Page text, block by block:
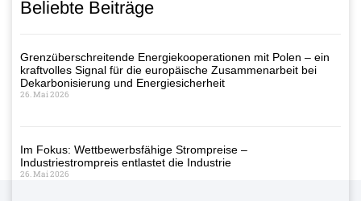
Beliebte Beiträge
Grenzüberschreitende Energiekooperationen mit Polen – ein
kraftvolles Signal für die europäische Zusammenarbeit bei
Dekarbonisierung und Energiesicherheit
26. Mai 2026
Im Fokus: Wettbewerbsfähige Strompreise –
Industriestrompreis entlastet die Industrie
26. Mai 2026